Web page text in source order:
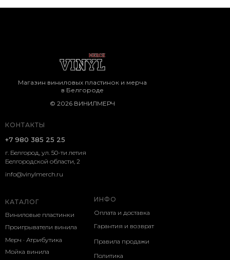
КОНТАКТЫ
г. Белгород, ул. 50-ти летия
Белгородской области, 2
КАТАЛОГ
Виниловые пластинки
ИНФО
Оплата и доставка
+7 980 385 25 25
Магазин виниловых пластинок и мерча
в Белгороде
Проигрыватели винила
Мерч · Атрибутика
Мойка винила
Гарантия и возврат
Политика
Правила продажи
© 2026 ВИНИЛМЕРЧ
info@vinylmerch.ru